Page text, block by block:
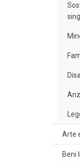
Arte
Beni